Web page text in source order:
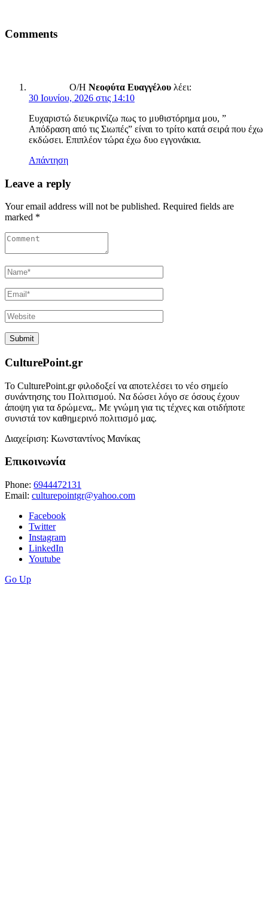
Comments
Ο/Η Νεοφύτα Ευαγγέλου λέει:
30 Ιουνίου, 2026 στις 14:10
Ευχαριστώ διευκρινίζω πως το μυθιστόρημα μου, ”
Απόδραση από τις Σιωπές” είναι το τρίτο κατά σειρά που έχω
εκδώσει. Επιπλέον τώρα έχω δυο εγγονάκια.
Απάντηση
Leave a reply
Your email address will not be published. Required fields are
marked *
CulturePoint.gr
Το CulturePoint.gr φιλοδοξεί να αποτελέσει το νέο σημείο
συνάντησης του Πολιτισμού. Να δώσει λόγο σε όσους έχουν
άποψη για τα δρώμενα,. Με γνώμη για τις τέχνες και οτιδήποτε
συνιστά τον καθημερινό πολιτισμό μας.
Διαχείριση: Κωνσταντίνος Μανίκας
Επικοινωνία
Phone: 6944472131
Email: culturepointgr@yahoo.com
Facebook
Twitter
Instagram
LinkedIn
Youtube
Go Up